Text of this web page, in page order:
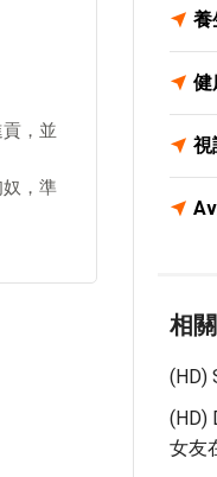
，並
，準
養
健
視
相
(HD)
(HD)
女友